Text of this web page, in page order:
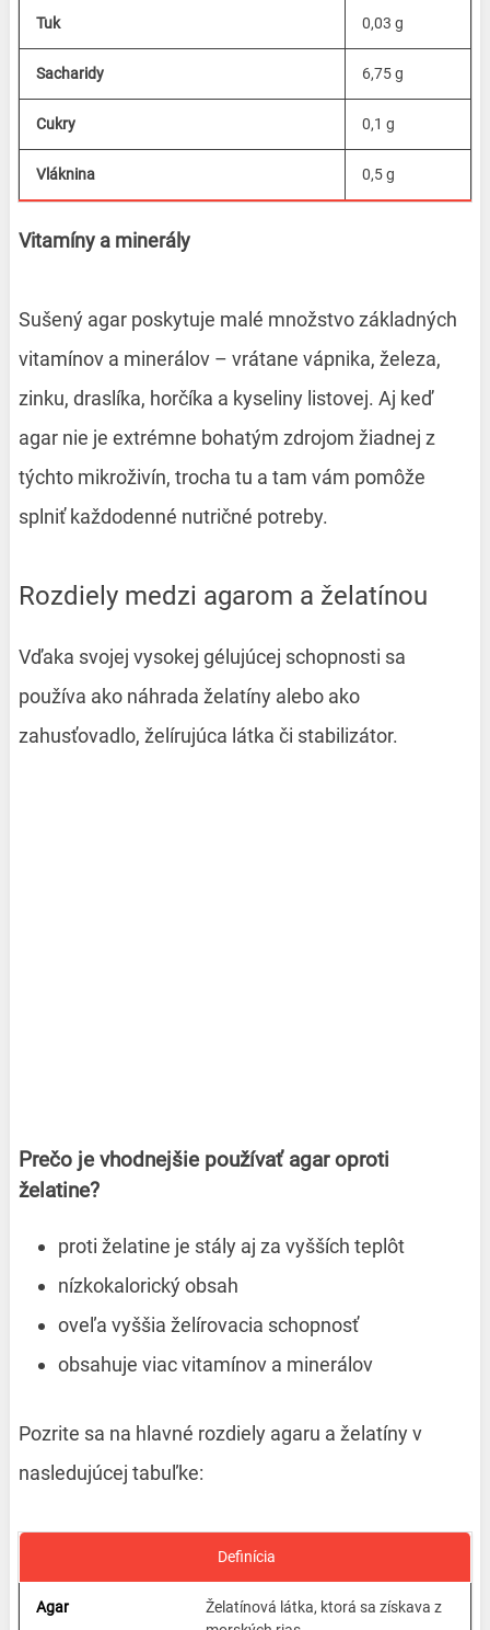
Tuk 0,03 g
Sacharidy 6,75 g
Cukry 0,1 g
Vláknina 0,5 g
Vitamíny a minerály
Sušený agar poskytuje malé množstvo základných
vitamínov a minerálov – vrátane vápnika, železa,
zinku, draslíka, horčíka a kyseliny listovej. Aj keď
agar nie je extrémne bohatým zdrojom žiadnej z
týchto mikroživín, trocha tu a tam vám pomôže
splniť každodenné nutričné potreby.
Rozdiely medzi agarom a želatínou
Vďaka svojej vysokej gélujúcej schopnosti sa
používa ako náhrada želatíny alebo ako
zahusťovadlo, želírujúca látka či stabilizátor.
Prečo je vhodnejšie používať agar oproti
želatine?
proti želatine je stály aj za vyšších teplôt
nízkokalorický obsah
oveľa vyššia želírovacia schopnosť
obsahuje viac vitamínov a minerálov
Pozrite sa na hlavné rozdiely agaru a želatíny v
nasledujúcej tabuľke:
Definícia
Želatínová látka, ktorá sa získava z